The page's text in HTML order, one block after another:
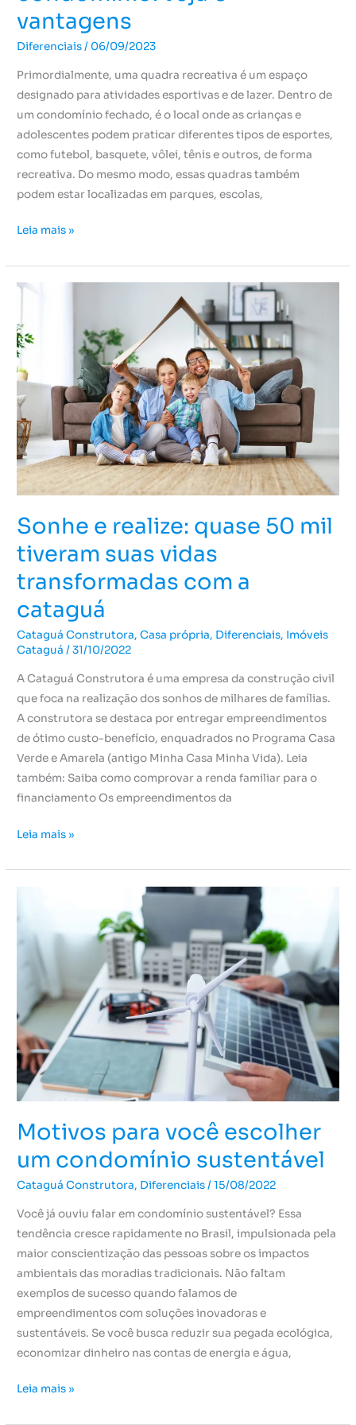
vantagens
Diferenciais/ 06/09/2023
Primordialmente, uma quadra recreativa é um espaço
designado para atividades esportivas e de lazer. Dentro de
um condomínio fechado, é o local onde as crianças e
adolescentes podem praticar diferentes tipos de esportes,
como futebol, basquete, vôlei, tênis e outros, de forma
recreativa. Do mesmo modo, essas quadras também
podem estar localizadas em parques, escolas,
Leia mais »
Sonhe e realize: quase 50 mil
tiveram suas vidas
transformadas com a
cataguá
Cataguá Construtora,Casa própria, Diferenciais, Imóveis
Cataguá /31/10/2022
A Cataguá Construtora é uma empresa da construção civil
que foca na realização dos sonhos de milhares de famílias.
A construtora se destaca por entregar empreendimentos
de ótimo custo-benefício, enquadrados no Programa Casa
Verde e Amarela (antigo Minha Casa Minha Vida). Leia
também: Saiba como comprovar a renda familiar para o
financiamento Os empreendimentos da
Sonhe
realize:
quase
50
mil
tiveram
suas
vidas
transformadas
cataguá
Leia mais »
Motivos para você escolher
um condomínio sustentável
Cataguá Construtora, Diferenciais/15/08/2022
Você já ouviu falar em condomínio sustentável? Essa
tendência cresce rapidamente no Brasil, impulsionada pela
maior conscientização das pessoas sobre os impactos
ambientais das moradias tradicionais. Não faltam
exemplos de sucesso quando falamos de
empreendimentos com soluções inovadoras e
sustentáveis. Se você busca reduzir sua pegada ecológica,
economizar dinheiro nas contas de energia e água,
para
você
escolher
condomínio
sustentável
Leia mais »